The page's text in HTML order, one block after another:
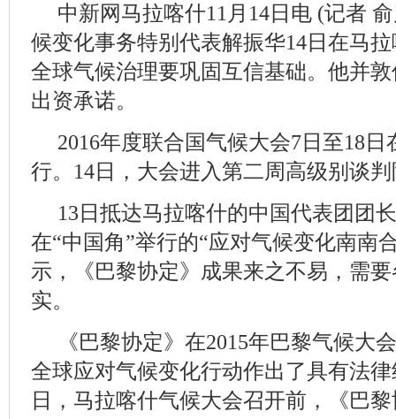
中新网马拉喀什11月14日电 (记者
候变化事务特别代表解振华14日在马
全球气候治理要巩固互信基础。他并
出资承诺。
2016年度联合国气候大会7日至18
行。14日，大会进入第二周高级别谈
13日抵达马拉喀什的中国代表团团
在“中国角”举行的“应对气候变化南南
示，《巴黎协定》成果来之不易，需
实。
《巴黎协定》在2015年巴黎气候大
全球应对气候变化行动作出了具有法
日，马拉喀什气候大会召开前，《巴